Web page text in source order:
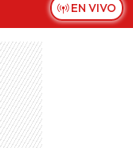
EN VIVO